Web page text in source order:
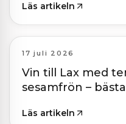
Läs artikeln
17 juli 2026
Vin till Lax med
sesamfrön –
Läs artikeln